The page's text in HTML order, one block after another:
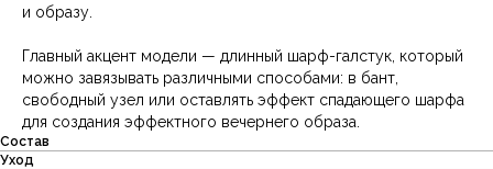
и образу.
Главный акцент модели — длинный шарф-галстук, который
можно завязывать различными способами: в бант,
свободный узел или оставлять эффект спадающего шарфа
для создания эффектного вечернего образа.
Состав
Уход